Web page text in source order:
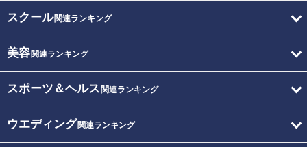
スクール関連ランキング
美容関連ランキング
スポーツ＆ヘルス 関連ランキング
ウエディング関連ランキング